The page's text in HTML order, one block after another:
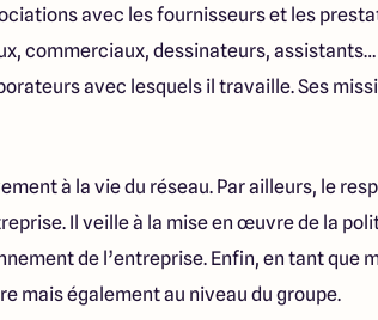
avec les fournisseurs et les
commerciaux, dessinateurs,
avec lesquels il travaille. Ses
à la vie du réseau. Par ailleurs, le
Il veille à la mise en œuvre de la
de l’entreprise. Enfin, en tant que
mais également au niveau du groupe.